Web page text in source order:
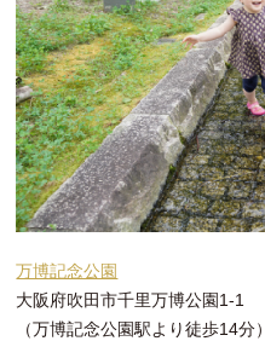
万博記念公園
大阪府吹田市千里万博公園1-1
（万博記念公園駅より徒歩14分）